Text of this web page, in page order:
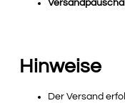
Hinweise
Der Versand